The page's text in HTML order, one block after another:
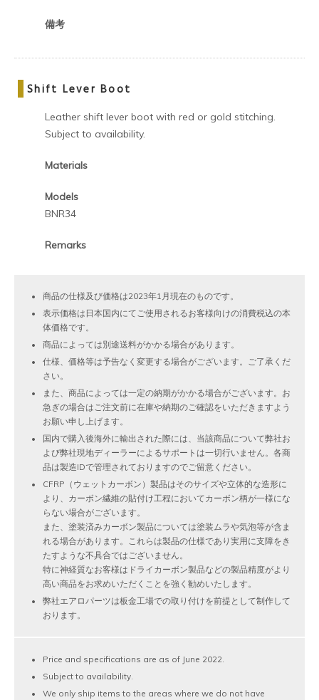
備考
Shift Lever Boot
Leather shift lever boot with red or gold stitching.
Subject to availability.
Materials
Models
BNR34
Remarks
商品の仕様及び価格は2023年1月現在のものです。
表示価格は日本国内にてご使用されるお客様向けの消費税込の本
体価格です。
商品によっては別途送料がかかる場合があります。
仕様、価格等は予告なく変更する場合がございます。ご了承くだ
さい。
また、商品によっては一定の納期がかかる場合がございます。お
急ぎの場合はご注文前に在庫や納期のご確認をいただきますよう
お願い申し上げます。
国内で購入後海外に輸出された際には、当該商品について弊社お
よび弊社現地ディーラーによるサポートは一切行いません。各商
品は製造IDで管理されておりますのでご留意ください。
CFRP（ウェットカーボン）製品はそのサイズや立体的な造形に
より、カーボン繊維の貼付け工程においてカーボン柄が一様にな
らない場合がございます。
また、塗装済みカーボン製品については塗装ムラや気泡等が含ま
れる場合があります。これらは製品の仕様であり実用に支障をき
たすような不具合ではございません。
特に神経質なお客様はドライカーボン製品などの製品精度がより
高い商品をお求めいただくことを強く勧めいたします。
弊社エアロパーツは板金工場での取り付けを前提として制作して
おります。
Price and specifications are as of June 2022.
Subject to availability.
We only ship items to the areas where we do not have